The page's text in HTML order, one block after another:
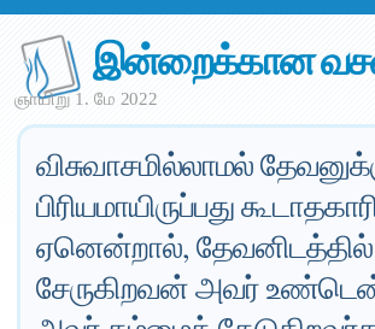
இன்றைக்கான
ஞாயிறு 1. மே 2022
விசுவாசமில்லாமல்
பிரியமாயிருப்பது
ஏனென்றால், தேவனிடத்தில்
சேருகிறவன் அவர்